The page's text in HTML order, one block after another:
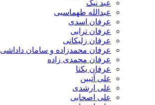
عبد نیک
عبدالله طهماسبی‎
عرفان اسدی
عرفان ترابی
عرفان زلیکانی
عرفان محمدزاده و سامان داداشی
عرفان محمدی زاده
عرفان یکتا
علی آتبین
علی ارشدی
علی اصحابی